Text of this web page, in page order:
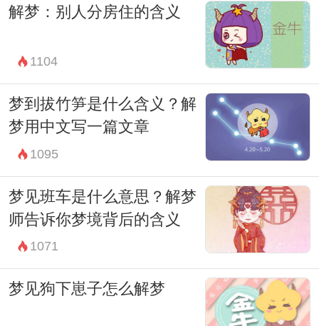
解析和理解产生重要影响。有时候，梦境中
的情景可能是潜意识下对特定事件或情感的
象征性表达，需要结合梦者个人的生活经历
和情况进行综合分析。
总之，开车梦到大象这样一个富有象征性的
梦境，无论是在周公解梦的古老智慧中，还
是在现代心理学的解释中，都值得我们深入
探讨和理解。每个人的梦境都是独特的，反
映了他们内心深处的情感和需求。通过解读
还能在生活中找到更多的启示和支持。
因此，如果你曾梦到开车梦到大象，或许现
解梦：别人分房住的含义
1104
梦到拔竹笋是什么含义？解
梦用中文写一篇文章
1095
梦见班车是什么意思？解梦
师告诉你梦境背后的含义
1071
梦见狗下崽子怎么解梦